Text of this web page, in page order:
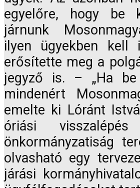
egyelőre, hogy be
járnunk
ilyen ügyekben kell
erősítette meg a
jegyző is. – „Ha
mindenért
emelte ki Lóránt
óriási
önkormányzatiság
olvasható egy
járási